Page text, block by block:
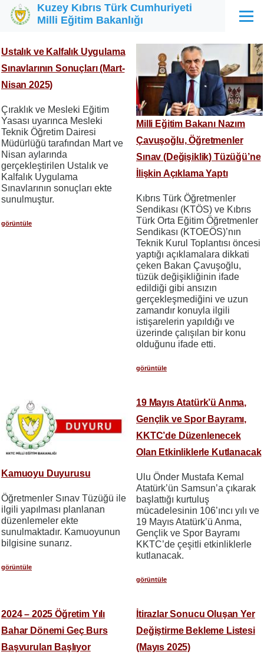
Ana içeriğe atla
Kuzey Kıbrıs Türk Cumhuriyeti
Milli Eğitim Bakanlığı
Menü
Ustalık ve Kalfalık Uygulama
Sınavlarının Sonuçları (Mart-
Nisan 2025)
Çıraklık ve Mesleki Eğitim
Yasası uyarınca Mesleki
Teknik Öğretim Dairesi
Müdürlüğü tarafından Mart ve
Nisan aylarında
gerçekleştirilen Ustalık ve
Kalfalık Uygulama
Sınavlarının sonuçları ekte
sunulmuştur.
görüntüle
Milli Eğitim Bakanı Nazım
Çavuşoğlu, Öğretmenler
Sınav (Değişiklik) Tüzüğü’ne
İlişkin Açıklama Yaptı
Kıbrıs Türk Öğretmenler
Sendikası (KTÖS) ve Kıbrıs
Türk Orta Eğitim Öğretmenler
Sendikası (KTOEÖS)’nın
Teknik Kurul Toplantısı öncesi
yaptığı açıklamalara dikkati
çeken Bakan Çavuşoğlu,
tüzük değişikliğinin ifade
edildiği gibi ansızın
gerçekleşmediğini ve uzun
zamandır konuyla ilgili
istişarelerin yapıldığı ve
üzerinde çalışılan bir konu
olduğunu ifade etti.
görüntüle
Kamuoyu Duyurusu
Öğretmenler Sınav Tüzüğü ile
ilgili yapılması planlanan
düzenlemeler ekte
sunulmaktadır. Kamuoyunun
bilgisine sunarız.
görüntüle
19 Mayıs Atatürk’ü Anma,
Gençlik ve Spor Bayramı,
KKTC’de Düzenlenecek
Olan Etkinliklerle Kutlanacak
Ulu Önder Mustafa Kemal
Atatürk’ün Samsun’a çıkarak
başlattığı kurtuluş
mücadelesinin 106’ıncı yılı ve
19 Mayıs Atatürk’ü Anma,
Gençlik ve Spor Bayramı
KKTC’de çeşitli etkinliklerle
kutlanacak.
görüntüle
2024 – 2025 Öğretim Yılı
Bahar Dönemi Geç Burs
Başvuruları Başlıyor
İtirazlar Sonucu Oluşan Yer
Değiştirme Bekleme Listesi
(Mayıs 2025)